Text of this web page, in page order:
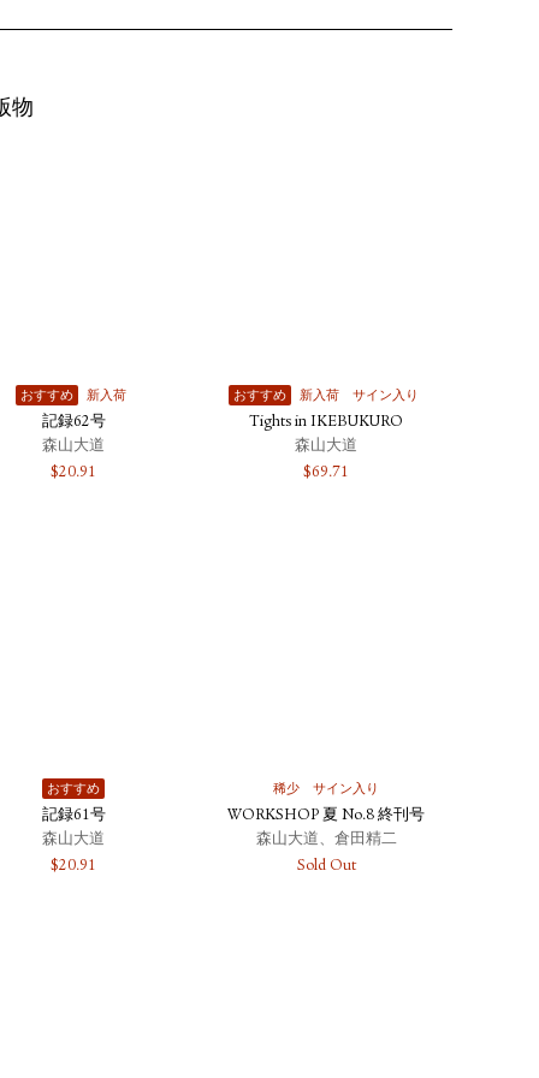
物
おすすめ 新入荷
記録62号
森山大道
$20.91
おすすめ 新入荷 サイン入り
Tights in IKEBUKURO
森山大道
$69.71
おすすめ
記録61号
森山大道
$20.91
稀少 サイン入り
WORKSHOP 夏 No.8 終刊号
森山大道、倉田精二
Sold Out